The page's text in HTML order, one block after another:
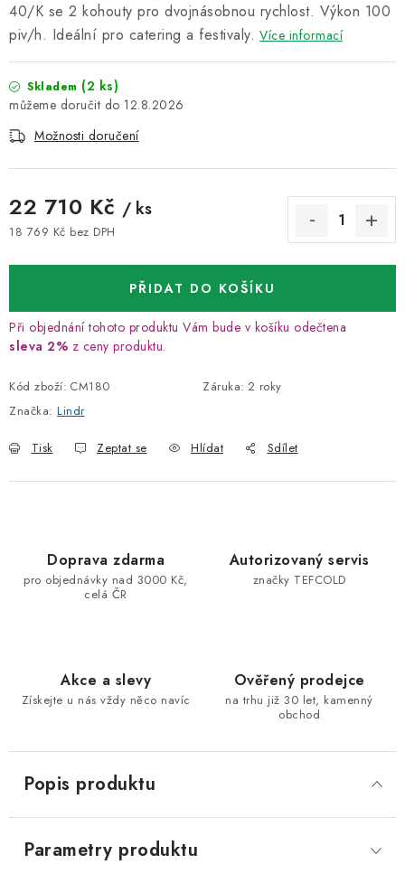
40/K se 2 kohouty pro dvojnásobnou rychlost. Výkon 100
piv/h. Ideální pro catering a festivaly. Více informací
Skladem (2 ks)
12.8.2026
Možnosti doručení
22 710 Kč / ks
18 769 Kč bez DPH
PŘIDAT DO KOŠÍKU
Při objednání tohoto produktu Vám bude v košíku odečtena
sleva 2% z ceny produktu.
Kód zboží: CM180 Záruka: 2 roky
Značka: Lindr
Tisk Zeptat se Hlídat Sdílet
Doprava zdarma
pro objednávky nad 3000 Kč,
celá ČR
Autorizovaný servis
značky TEFCOLD
Akce a slevy
Získejte u nás vždy něco navíc
Ověřený prodejce
na trhu již 30 let, kamenný
obchod
Popis produktu
Parametry produktu